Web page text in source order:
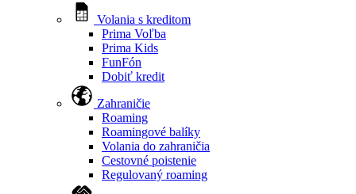
Volania s kreditom
Prima Voľba
Prima Kids
FunFón
Dobiť kredit
Zahraničie
Roaming
Roamingové balíky
Volania do zahraničia
Cestovné poistenie
Regulovaný roaming